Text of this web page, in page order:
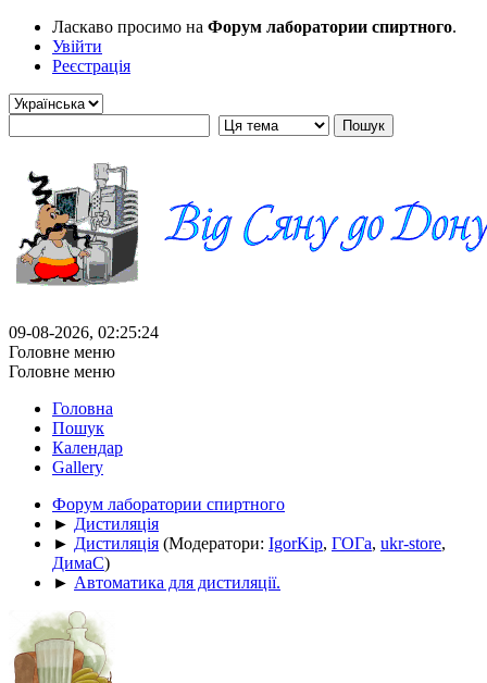
Ласкаво просимо на Форум лаборатории спиртного.
Увійти
Реєстрація
09-08-2026, 02:25:24
Головне меню
Головне меню
Головна
Пошук
Календар
Gallery
Форум лаборатории спиртного
► Дистиляція
► Дистиляція (Модератори: IgorKip, ГОГа, ukr-store,
ДимаС)
► Автоматика для дистиляції.